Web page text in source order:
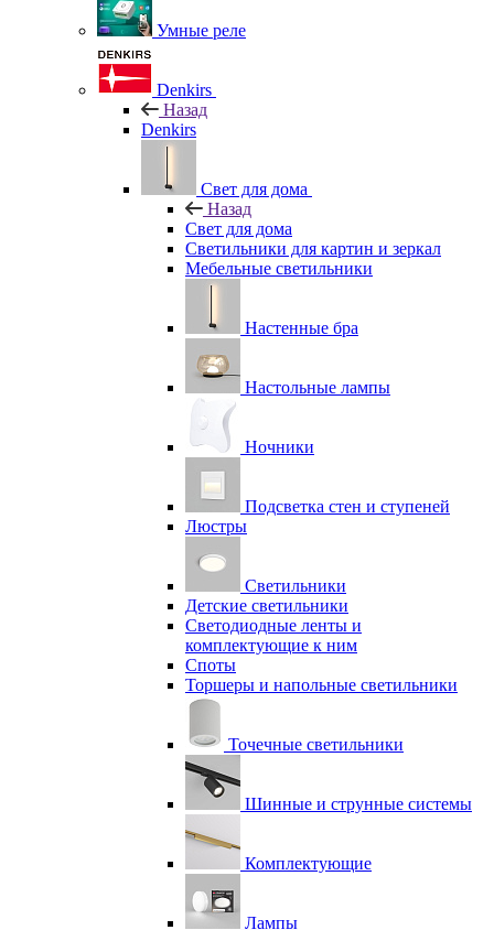
Умные реле
Denkirs
Назад
Denkirs
Свет для дома
Назад
Свет для дома
Светильники для картин и зеркал
Мебельные светильники
Настенные бра
Настольные лампы
Ночники
Подсветка стен и ступеней
Люстры
Светильники
Детские светильники
Светодиодные ленты и
комплектующие к ним
Споты
Торшеры и напольные светильники
Точечные светильники
Шинные и струнные системы
Комплектующие
Лампы